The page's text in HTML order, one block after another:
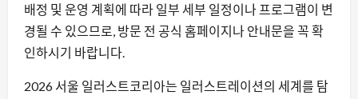
배정 및 운영 계획에 따라 일부 세부 일정이나 프로그램이 변
경될 수 있으므로, 방문 전 공식 홈페이지나 안내문을 꼭 확
인하시기 바랍니다.
2026 서울 일러스트코리아는 일러스트레이션의 세계를 탐